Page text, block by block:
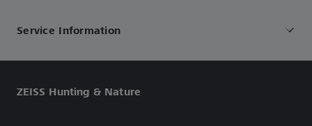
Service Information
ZEISS Hunting & Nature